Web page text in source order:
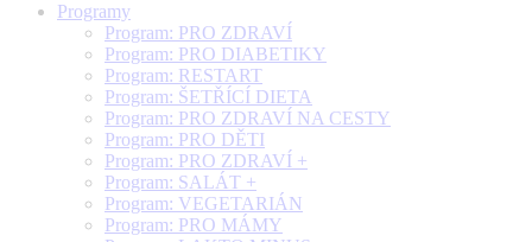
Programy
Program: PRO ZDRAVÍ
Program: PRO DIABETIKY
Program: RESTART
Program: ŠETŘÍCÍ DIETA
Program: PRO ZDRAVÍ NA CESTY
Program: PRO DĚTI
Program: PRO ZDRAVÍ +
Program: SALÁT +
Program: VEGETARIÁN
Program: PRO MÁMY